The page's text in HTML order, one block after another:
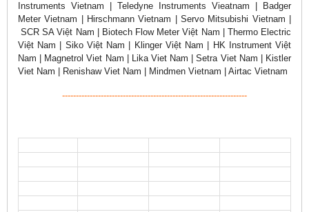
Instruments Vietnam | Teledyne Instruments Vieatnam | Badger
Meter Vietnam | Hirschmann Vietnam | Servo Mitsubishi Vietnam |
SCR SA Việt Nam | Biotech Flow Meter Việt Nam | Thermo Electric
Việt Nam | Siko Việt Nam | Klinger Việt Nam | HK Instrument Việt
Nam | Magnetrol Viet Nam | Lika Viet Nam | Setra Viet Nam | Kistler
Viet Nam | Renishaw Viet Nam | Mindmen Vietnam | Airtac Vietnam
-------------------------------------------------------------------